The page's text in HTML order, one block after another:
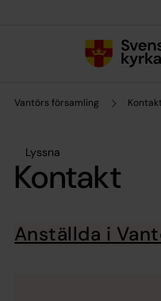
Vantörs församling Kontakt
Lyssna
Kontakt
Anställda i